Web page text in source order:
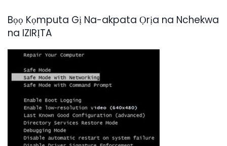
Bọọ Kọmputa Gị Na-akpata Ọrịa na Nchekwa
na IZIRỊTA